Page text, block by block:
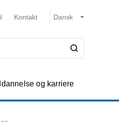
Kontakt
og karriere